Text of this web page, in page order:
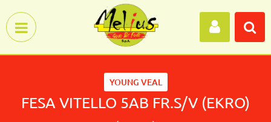
YOUNG VEAL
FESA VITELLO 5AB FR.S/V (EKRO)